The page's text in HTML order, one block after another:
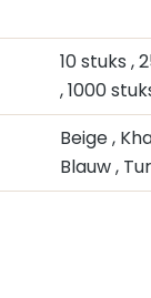
10 stuks ,
, 1000
Beige,
Blauw,